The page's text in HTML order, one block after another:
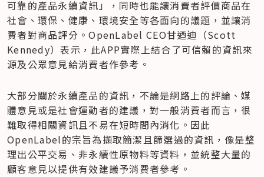
可靠的產品永續資訊」，同時也能讓消費者評價商品在
社會、環保、健康、環境安全等各面向的議題，並讓消
費者對商品評分。OpenLabel CEO甘迺迪（Scott
Kennedy）表示，此APP實際上結合了可信賴的資訊來
源及公眾意見給消費者作參考。
大部分關於永續產品的資訊，不論是網路上的評論、媒
體意見或是社會運動者的建議，對一般消費者而言，很
難取得相關資訊且不易在短時間內消化。因此
OpenLabel的宗旨為擷取簡潔且篩選過的資訊，像是整
理出公平交易、非永續性原物料等資料，並統整大量的
顧客意見以提供有效建議予消費者參考。